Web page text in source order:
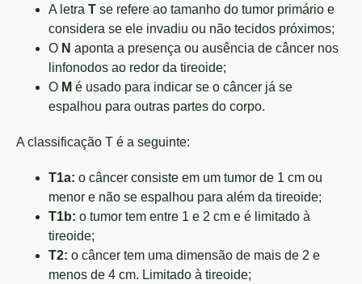
A letra T se refere ao tamanho do tumor primário e
considera se ele invadiu ou não tecidos próximos;
O N aponta a presença ou ausência de câncer nos
linfonodos ao redor da tireoide;
O M é usado para indicar se o câncer já se
espalhou para outras partes do corpo.
A classificação T é a seguinte:
T1a: o câncer consiste em um tumor de 1 cm ou
menor e não se espalhou para além da tireoide;
T1b: o tumor tem entre 1 e 2 cm e é limitado à
tireoide;
T2: o câncer tem uma dimensão de mais de 2 e
menos de 4 cm. Limitado à tireoide;